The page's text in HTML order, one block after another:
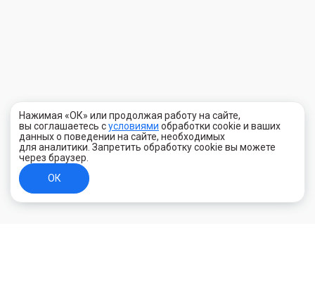
Нажимая «ОК» или продолжая работу на сайте,
вы соглашаетесь сусловиями обработки cookie и ваших
данных о поведении на сайте, необходимых
для аналитики. Запретить обработку cookie вы можете
через браузер.
ОК